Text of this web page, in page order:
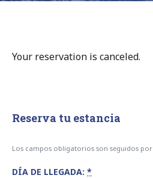
Your reservation is canceled.
Reserva tu estancia
Los campos obligatorios son seguidos por
DÍA DE LLEGADA: *